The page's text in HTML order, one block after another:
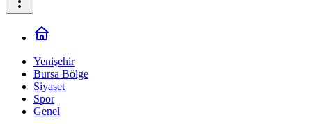
Yenişehir
Bursa Bölge
Siyaset
Spor
Genel